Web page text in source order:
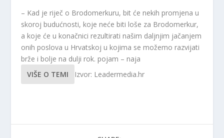
– Kad je riječ o Brodomerkuru, bit će nekih promjena u
skoroj budućnosti, koje neće biti loše za Brodomerkur,
a koje će u konačnici rezultirati našim daljnjim jačanjem
onih poslova u Hrvatskoj u kojima se možemo razvijati
brže i bolje na dulji rok. pojam – naja
VIŠE O TEMI
Izvor: Leadermedia.hr